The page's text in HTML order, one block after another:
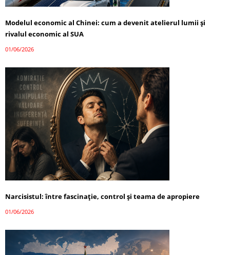
Modelul economic al Chinei: cum a devenit atelierul lumii și
rivalul economic al SUA
01/06/2026
Narcisistul: între fascinație, control și teama de apropiere
01/06/2026